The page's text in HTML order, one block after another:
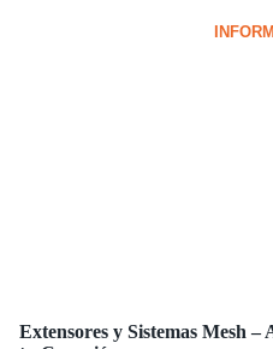
Extensores y Sistemas Mesh